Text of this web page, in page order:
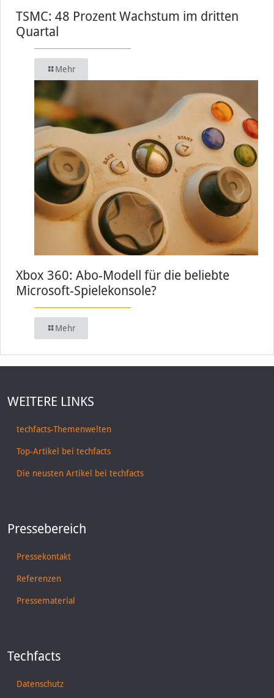
TSMC: 48 Prozent Wachstum im dritten
Quartal
Mehr
Xbox 360: Abo-Modell für die beliebte
Microsoft-Spielekonsole?
Mehr
WEITERE LINKS
techfacts-Themenwelten
Top-Artikel bei techfacts
Die neusten Artikel bei techfacts
Pressebereich
Pressekontakt
Referenzen
Pressematerial
Techfacts
Datenschutz